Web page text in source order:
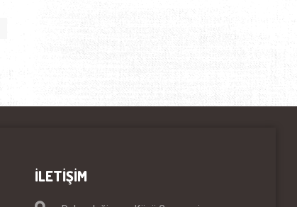
İLETİŞİM